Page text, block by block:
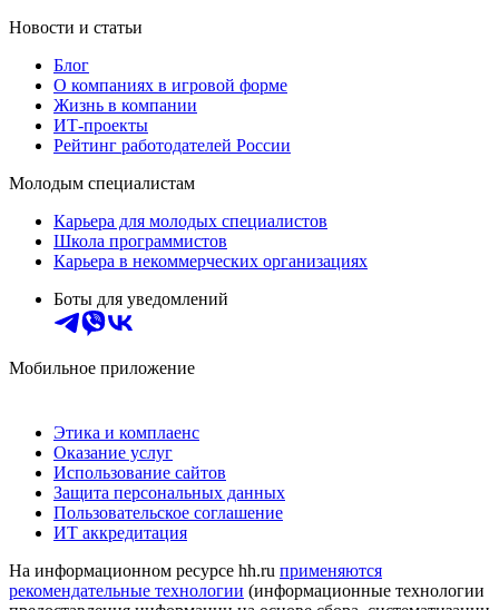
Новости и статьи
Блог
О компаниях в игровой форме
Жизнь в компании
ИТ-проекты
Рейтинг работодателей России
Молодым специалистам
Карьера для молодых специалистов
Школа программистов
Карьера в некоммерческих организациях
Боты для уведомлений
Мобильное приложение
Этика и комплаенс
Оказание услуг
Использование сайтов
Защита персональных данных
Пользовательское соглашение
ИТ аккредитация
На информационном ресурсе hh.ru применяются
рекомендательные технологии (информационные технологии